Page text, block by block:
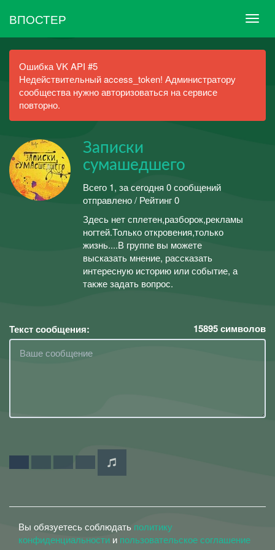
ВПОСТЕР
Ошибка VK API #5
Недействительный access_token! Администратору
сообщества нужно авторизоваться на сервисе
повторно.
Записки
сумашедшего
Всего 1, за сегодня 0 сообщений
отправлено / Рейтинг 0
Здесь нет сплетен,разборок,рекламы
ногтей.Только откровения,только
жизнь....В группе вы можете
высказать мнение, рассказать
интересную историю или событие, а
также задать вопрос.
Текст сообщения: 15895символов
Вы обязуетесь соблюдать политику
конфиденциальности и пользовательское соглашение